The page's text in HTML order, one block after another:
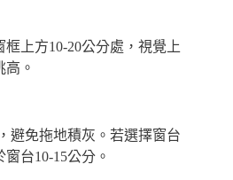
上方10-20公分處，視覺上
。
避免拖地積灰。若選擇窗台
台10-15公分。